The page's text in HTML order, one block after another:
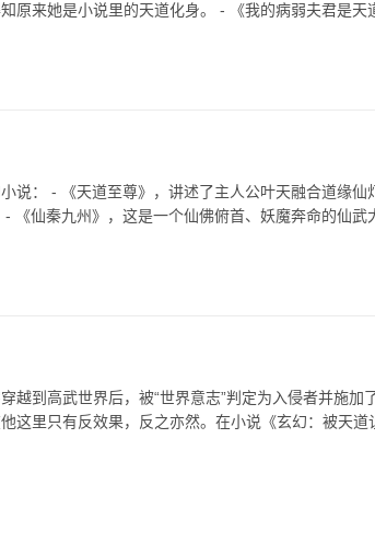
原来她是小说里的天道化身。 - 《我的病弱夫君是天
说： - 《天道至尊》，讲述了主人公叶天融合道缘仙
《仙秦九州》，这是一个仙佛俯首、妖魔奔命的仙武
越到高武世界后，被“世界意志”判定为入侵者并施加
这里只有反效果，反之亦然。在小说《玄幻：被天道